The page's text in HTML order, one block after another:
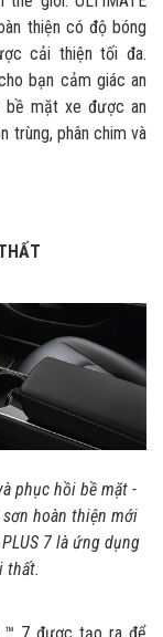
thiện có độ bóng
cải thiện tối đa.
bạn cảm giác an
bề mặt xe được an
trùng, phân chim và
phục hồi bề mặt -
hoàn thiện mới
7 là ứng dụng
thất.